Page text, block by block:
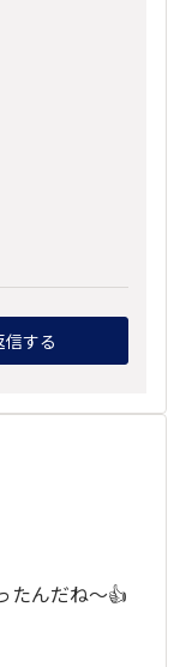
信する
たんだね～︎︎👍